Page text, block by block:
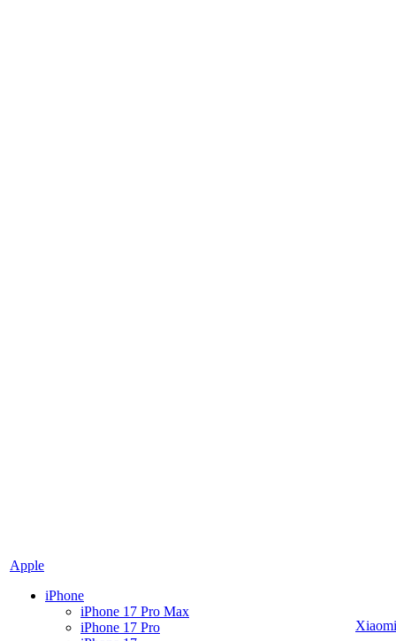
Apple
iPhone
iPhone 17 Pro Max
iPhone 17 Pro
Xiaomi